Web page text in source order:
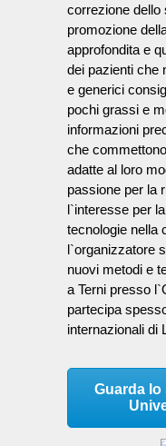
correzione dello
promozione
approfondita e
dei pazienti che
e generici
pochi grassi e
informazioni
che
adatte al loro
passione per la
l`interesse per
tecnologie nella
l`organizzatore
nuovi metodi e
a Terni presso
partecipa
internazionali di
Guarda lo